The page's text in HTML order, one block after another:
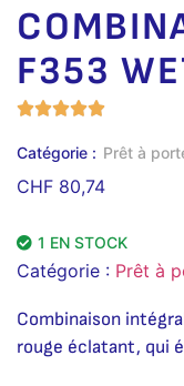
F353
Catégorie : Prêt à
CHF 80,74
1 EN STOCK
Catégorie : Prêt à
Combinaison
rouge éclatant, qui